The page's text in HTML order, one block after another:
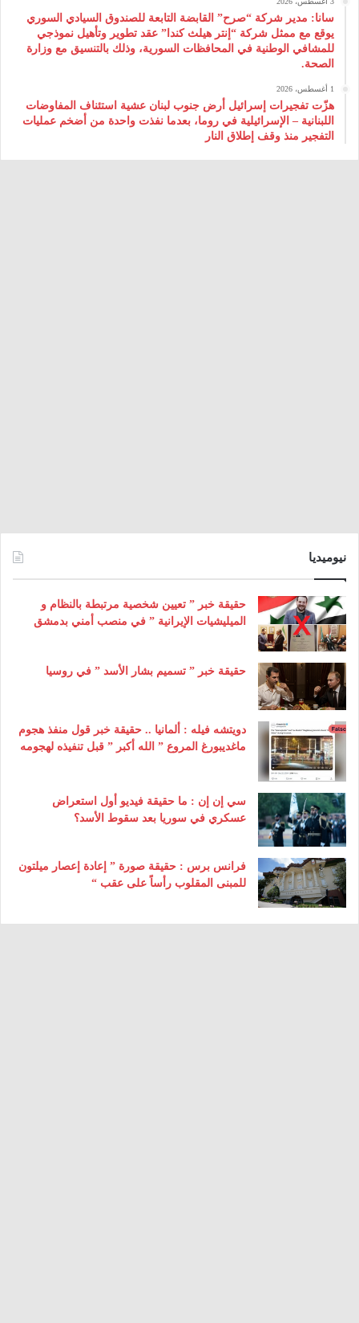
سانا: مدير شركة “صرح” القابضة التابعة للصندوق السيادي السوري
يوقع مع ممثل شركة “إنتر هيلث كندا” عقد تطوير وتأهيل نموذجي
للمشافي الوطنية في المحافظات السورية، وذلك بالتنسيق مع وزارة
الصحة.
1 أغسطس، 2026
هزّت تفجيرات إسرائيل أرض جنوب لبنان عشية استئناف المفاوضات
اللبنانية – الإسرائيلية في روما، بعدما نفذت واحدة من أضخم عمليات
التفجير منذ وقف إطلاق النار
نيوميديا
حقيقة خبر ” تعيين شخصية مرتبطة بالنظام و
الميليشيات الإيرانية ” في منصب أمني بدمشق
حقيقة خبر ” تسميم بشار الأسد ” في روسيا
دويتشه فيله : ألمانيا .. حقيقة خبر قول منفذ هجوم
ماغديبورغ المروع ” الله أكبر ” قبل تنفيذه لهجومه
سي إن إن : ما حقيقة فيديو أول استعراض
عسكري في سوريا بعد سقوط الأسد؟
فرانس برس : حقيقة صورة ” إعادة إعصار ميلتون
للمبنى المقلوب رأساً على عقب “